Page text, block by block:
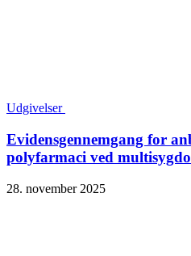
Udgivelser
Evidens­gennemgang for
polyfarmaci ved
28. november 2025